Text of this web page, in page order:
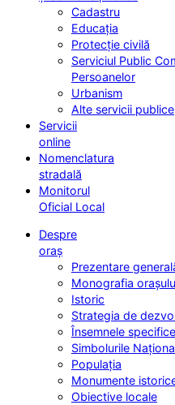
Cadastru
Educația
Protecție civilă
Serviciul Public
Persoanelor
Urbanism
Alte servicii publice
Servicii
online
Nomenclatura
stradală
Monitorul
Oficial Local
Despre
oraș
Prezentare
Monografia
Istoric
Strategia de
Însemnele
Simbolurile
Populația
Monumente
Obiective locale